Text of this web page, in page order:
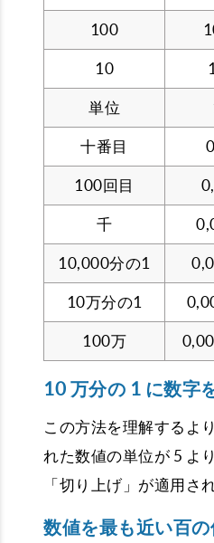
100
10
単位
十番目
100回目
千
10,000分の1
10万分の1
100万
10 万分の 1 に数字
この方法を理解するよ
れた数値の単位が 5 よ
「切り上げ」が適用さ
数値を最も近い百